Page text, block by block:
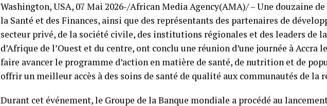
Washington, USA, 07 Mai 2026-/African Media Agency(AMA)/ – Une douzaine
la Santé et des Finances, ainsi que des représentants des partenaires de
secteur privé, de la société civile, des institutions régionales et des leaders de
d’Afrique de l’Ouest et du centre, ont conclu une réunion d’une journée à Accra
faire avancer le programme d’action en matière de santé, de nutrition et de
offrir un meilleur accès à des soins de santé de qualité aux communautés de la
Durant cet événement, le Groupe de la Banque mondiale a procédé au